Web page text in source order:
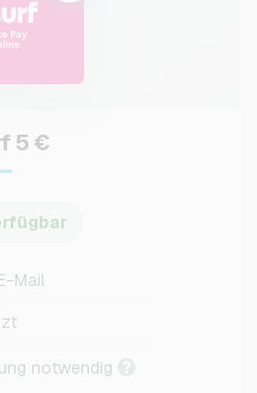
5 €
Mail
notwendig